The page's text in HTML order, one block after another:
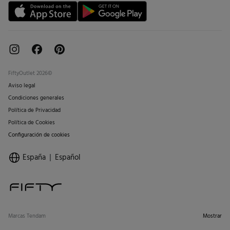
FiftyOutlet 2026©
Aviso legal
Condiciones generales
Política de Privacidad
Política de Cookies
Configuración de cookies
España Español
Marcas Tendam Mostrar